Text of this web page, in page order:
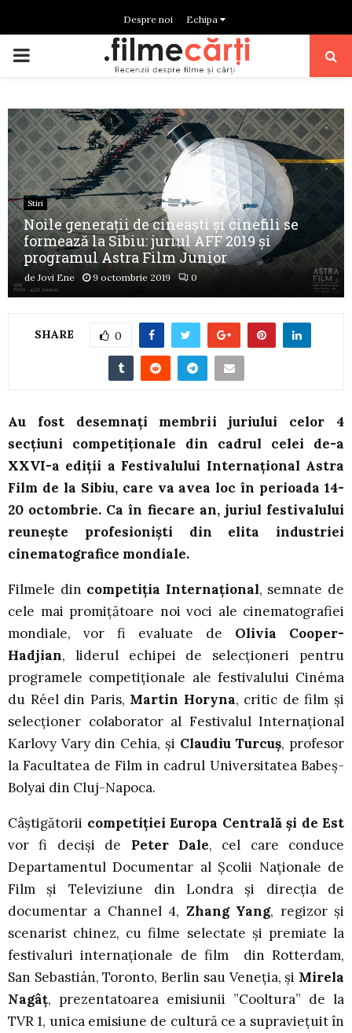
Despre noi Echipa
PRIMARY
Stiri
Noile generații de cineaști și cinefili se
formează la Sibiu: juriul AFF 2019 și
programul Astra Film Junior
deJovi Ene 9 octombrie 2019 0
SHARE 0
Au fost desemnați membrii juriului celor 4
secțiuni competiționale din cadrul celei de-a
XXVI-a ediții a Festivalului Internațional Astra
Film de la Sibiu, care va avea loc în perioada 14-
20 octombrie. Ca în fiecare an, juriul festivalului
reunește profesioniști din elita industriei
cinematografice mondiale.
Filmele din competiția Internațional, semnate de
cele mai promițătoare noi voci ale cinematografiei
mondiale, vor fi evaluate de Olivia Cooper-
Hadjian, liderul echipei de selecționeri pentru
programele competiționale ale festivalului Cinéma
du Réel din Paris, Martin Horyna, critic de film și
selecționer colaborator al Festivalul Internațional
Karlovy Vary din Cehia, și Claudiu Turcuș, profesor
la Facultatea de Film in cadrul Universitatea Babeș-
Bolyai din Cluj-Napoca.
Câștigătorii competiției Europa Centrală și de Est
vor fi deciși de Peter Dale, cel care conduce
Departamentul Documentar al Școlii Naționale de
Film și Televiziune din Londra și direcția de
documentar a Channel 4, Zhang Yang, regizor și
scenarist chinez, cu filme selectate și premiate la
festivaluri internaționale de film din Rotterdam,
San Sebastián, Toronto, Berlin sau Veneția, și Mirela
Nagâț, prezentatoarea emisiunii ”Cooltura” de la
TVR 1, unica emisiune de cultură ce a supraviețuit în